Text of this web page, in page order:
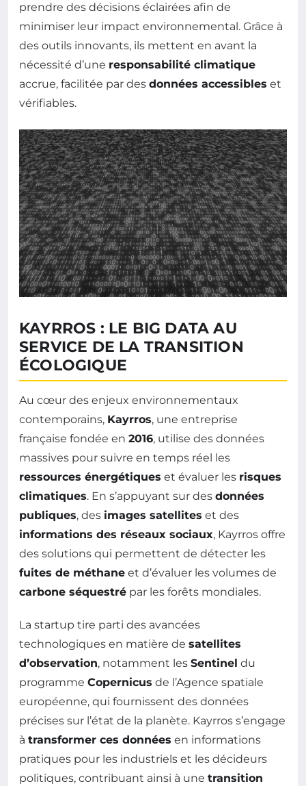
prendre des décisions éclairées afin de
minimiser leur impact environnemental. Grâce à
des outils innovants, ils mettent en avant la
nécessité d’une responsabilité climatique
accrue, facilitée par des données accessibles et
vérifiables.
KAYRROS : LE BIG DATA AU
SERVICE DE LA TRANSITION
ÉCOLOGIQUE
Au cœur des enjeux environnementaux
contemporains, Kayrros, une entreprise
française fondée en 2016, utilise des données
massives pour suivre en temps réel les
ressources énergétiques et évaluer les risques
climatiques. En s’appuyant sur des données
publiques, des images satellites et des
informations des réseaux sociaux, Kayrros offre
des solutions qui permettent de détecter les
fuites de méthane et d’évaluer les volumes de
carbone séquestré par les forêts mondiales.
La startup tire parti des avancées
technologiques en matière de satellites
d’observation, notamment les Sentinel du
programme Copernicus de l’Agence spatiale
européenne, qui fournissent des données
précises sur l’état de la planète. Kayrros s’engage
à transformer ces données en informations
pratiques pour les industriels et les décideurs
politiques, contribuant ainsi à une transition